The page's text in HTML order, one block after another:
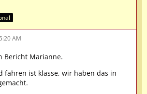
AM
Bericht Marianne.
fahren ist klasse, wir haben das in